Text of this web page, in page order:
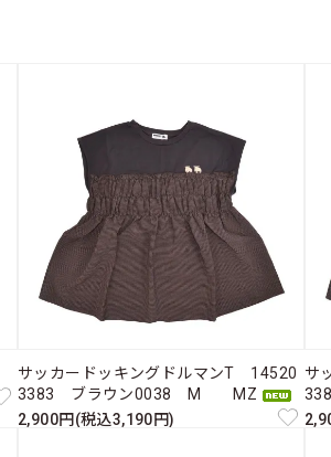
サッカードッキングドルマンT 14520
3383 ブラウン0038 M MZ
2,900円(税込3,190円)
サ